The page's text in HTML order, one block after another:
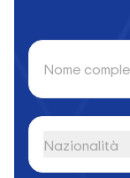
Nome
Nazionalità